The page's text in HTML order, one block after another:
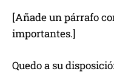
[Añade un párrafo
importantes.]
Quedo a su